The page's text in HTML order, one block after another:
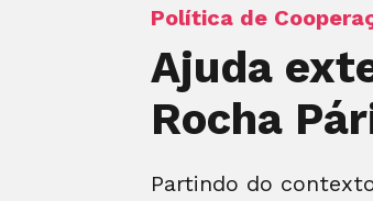
Política de
Ajuda
Rocha
Partindo do